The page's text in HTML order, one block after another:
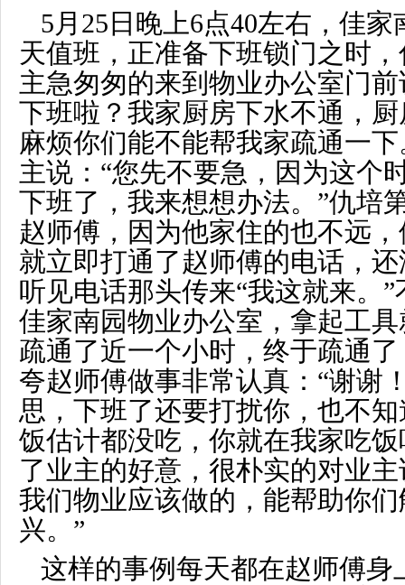
5 月 25 日晚上6点40左右，佳家
天值班，正准备下班锁门之时
主急匆匆的来到物业办公室门
下班啦？我家厨房下水不通，
麻烦你们能不能帮我家疏通一
主说：“您先不要急，因为这个
下班了，我来想想办法。”仇培
赵师傅，因为他家住的也不远
就立即打通了赵师傅的电话，
听见电话那头传来“我这就来。
佳家南园物业办公室，拿起工
疏通了近一个小时，终于疏通
夸赵师傅做事非常认真：“谢谢
思，下班了还要打扰你，也不
饭估计都没吃，你就在我家吃饭
了业主的好意，很朴实的对业
我们物业应该做的，能帮助你
兴。”
这样的事例每天都在赵师傅身